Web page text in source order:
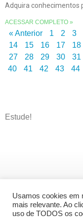
Adquira conhecimentos
ACESSAR COMPLETO »
« Anterior 1 2 3
14
15 16 17 18
27
28 29 30 31
40
41 42 43 44
Estude!
Usamos cookies em
mais relevante. Ao
uso de TODOS os